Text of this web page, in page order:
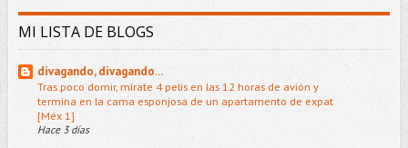
MI LISTA DE BLOGS
divagando, divagando...
Tras poco domir, mírate 4 pelis en las 12 horas de avión y
termina en la cama esponjosa de un apartamento de expat
[Méx 1]
Hace 3 días